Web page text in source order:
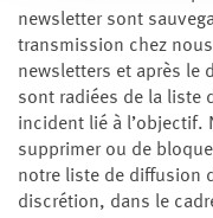
newsletter sont
transmission chez
newsletters et après le
sont radiées de la liste
incident lié à l’objectif.
supprimer ou de
notre liste de diffusion
discrétion, dans le